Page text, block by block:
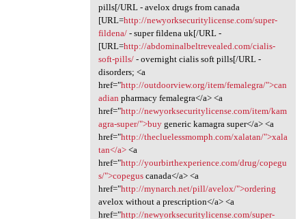
pills[/URL - avelox drugs from canada
[URL=http://newyorksecuritylicense.com/super-
fildena/- super fildena uk[/URL -
[URL=http://abdominalbeltrevealed.com/cialis-
soft-pills/- overnight cialis soft pills[/URL -
disorders; <a
href="http://outdoorview.org/item/femalegra/">can
adian pharmacy femalegra</a> <a
href="http://newyorksecuritylicense.com/item/kam
agra-super/">buygeneric kamagra super</a> <a
href="http://thecluelessmomph.com/xalatan/">xala
tan</a><a
href="http://yourbirthexperience.com/drug/copegu
s/">copeguscanada</a> <a
href="http://mynarch.net/pill/avelox/">ordering
avelox without a prescription</a> <a
href="http://newyorksecuritylicense.com/super-